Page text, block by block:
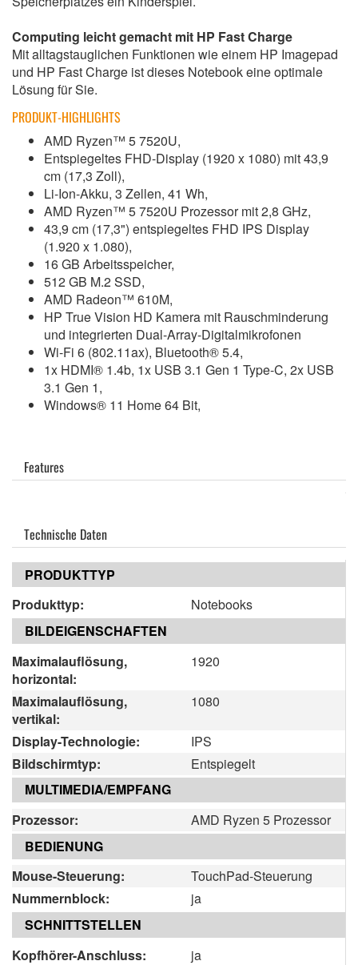
Computing leicht gemacht mit HP Fast Charge
Mit alltagstauglichen Funktionen wie einem HP Imagepad
und HP Fast Charge ist dieses Notebook eine optimale
Lösung für Sie.
PRODUKT-HIGHLIGHTS
AMD Ryzen™ 5 7520U,
Entspiegeltes FHD-Display (1920 x 1080) mit 43,9
cm (17,3 Zoll),
Li-Ion-Akku, 3 Zellen, 41 Wh,
AMD Ryzen™ 5 7520U Prozessor mit 2,8 GHz,
43,9 cm (17,3") entspiegeltes FHD IPS Display
(1.920 x 1.080),
16 GB Arbeitsspeicher,
512 GB M.2 SSD,
AMD Radeon™ 610M,
HP True Vision HD Kamera mit Rauschminderung
und integrierten Dual-Array-Digitalmikrofonen
Wi-Fi 6 (802.11ax), Bluetooth® 5.4,
1x HDMI® 1.4b, 1x USB 3.1 Gen 1 Type-C, 2x USB
3.1 Gen 1,
Windows® 11 Home 64 Bit,
Features
Technische Daten
PRODUKTTYP
Produkttyp:
Notebooks
BILDEIGENSCHAFTEN
Maximalauflösung,
horizontal:
1920
Maximalauflösung,
vertikal:
1080
Display-Technologie:
IPS
Bildschirmtyp:
Entspiegelt
MULTIMEDIA/EMPFANG
Prozessor:
AMD Ryzen 5 Prozessor
BEDIENUNG
Mouse-Steuerung:
TouchPad-Steuerung
Nummernblock:
ja
SCHNITTSTELLEN
Kopfhörer-Anschluss:
ja